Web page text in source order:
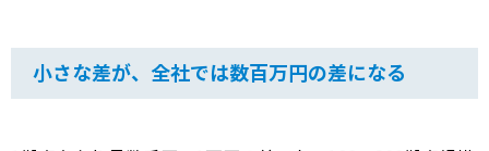
小さな差が、全社では数百万円の差になる